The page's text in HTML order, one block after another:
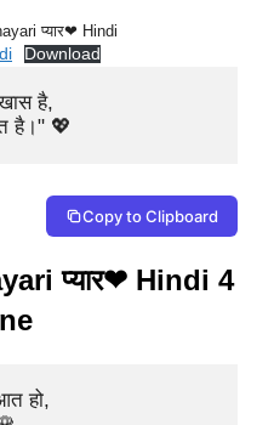
प्यार❤ Hindi
Download
है,
Copy to Clipboard
प्यार❤ Hindi 4
हो,